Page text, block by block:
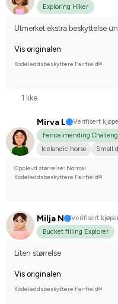
Exploring Hiker
Utmerket ekstra beskyttelse
Vis originalen
Kodeleddsbeskyttere Fairfield®
1 like
Mirva L
Verifisert
Fence mending
Icelandic horse
Small
Opplevd størrelse: Normal
Kodeleddsbeskyttere Fairfield®
Milja N
Verifisert
Bucket filling Explorer
Liten størrelse
Vis originalen
Kodeleddsbeskyttere Fairfield®